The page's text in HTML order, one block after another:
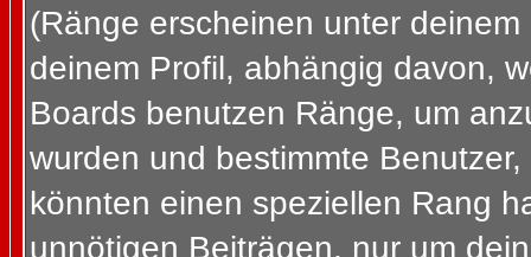
(Ränge erscheinen unter
deinem Profil, abhängig davon,
Boards benutzen Ränge, um
wurden und bestimmte
könnten einen speziellen Rang
unnötigen Beiträgen, nur um